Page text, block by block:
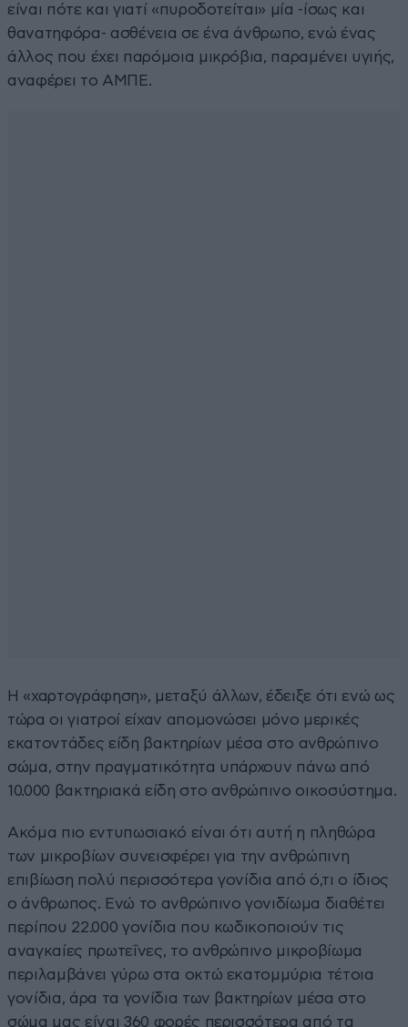
είναι πότε και γιατί «πυροδοτείται» μία -ίσως και
θανατηφόρα- ασθένεια σε ένα άνθρωπο, ενώ ένας
άλλος που έχει παρόμοια μικρόβια, παραμένει υγιής,
αναφέρει το ΑΜΠΕ.
Η «χαρτογράφηση», μεταξύ άλλων, έδειξε ότι ενώ ως
τώρα οι γιατροί είχαν απομονώσει μόνο μερικές
εκατοντάδες είδη βακτηρίων μέσα στο ανθρώπινο
σώμα, στην πραγματικότητα υπάρχουν πάνω από
10.000 βακτηριακά είδη στο ανθρώπινο οικοσύστημα.
Ακόμα πιο εντυπωσιακό είναι ότι αυτή η πληθώρα
των μικροβίων συνεισφέρει για την ανθρώπινη
επιβίωση πολύ περισσότερα γονίδια από ό,τι ο ίδιος
ο άνθρωπος. Ενώ το ανθρώπινο γονιδίωμα διαθέτει
περίπου 22.000 γονίδια που κωδικοποιούν τις
αναγκαίες πρωτεΐνες, το ανθρώπινο μικροβίωμα
περιλαμβάνει γύρω στα οκτώ εκατομμύρια τέτοια
γονίδια, άρα τα γονίδια των βακτηρίων μέσα στο
σώμα μας είναι 360 φορές περισσότερα από τα